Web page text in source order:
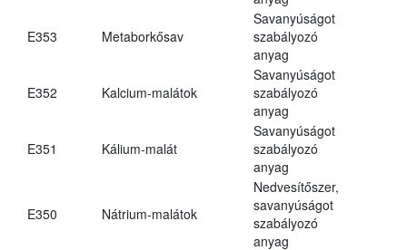
E353 Metaborkősav
Savanyúságot
szabályozó
anyag
E352 Kalcium-malátok
Savanyúságot
szabályozó
anyag
E351 Kálium-malát
Savanyúságot
szabályozó
anyag
E350 Nátrium-malátok
Nedvesítőszer,
savanyúságot
szabályozó
anyag